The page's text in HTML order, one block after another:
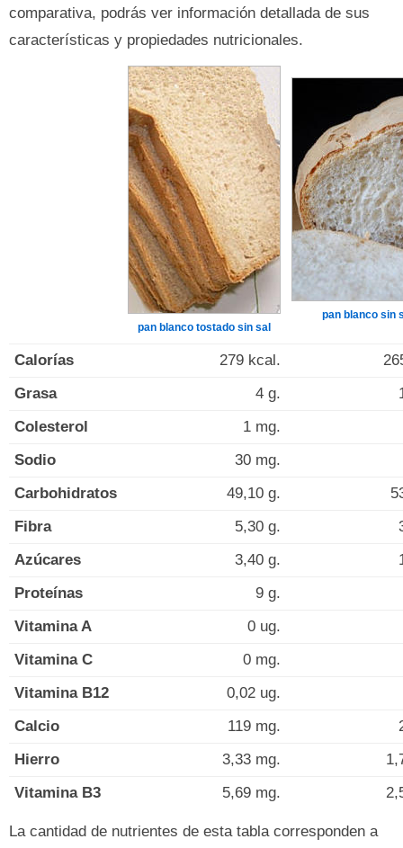
comparativa, podrás ver información detallada de sus
características y propiedades nutricionales.
pan blanco tostado sin sal
pan blanco sin
Calorías 279 kcal.
Grasa
4 g.
Colesterol
1 mg.
Sodio
30 mg.
Carbohidratos
49,10 g.
Fibra
5,30 g.
Azúcares
3,40 g.
Proteínas
9 g.
Vitamina A
0 ug.
Vitamina C
0 mg.
Vitamina B12
0,02 ug.
Calcio
119 mg.
Hierro
3,33 mg.
Vitamina B3
5,69 mg.
La cantidad de nutrientes de esta tabla corresponden a